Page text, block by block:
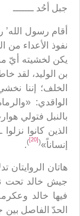
جبل أحُد ـــــــ
أقام رسول
نفوذ الأعداء من
يكن لخشيته أيّ
بن الوليد، لقد
الخلف؛ إننا
الواقدي:
بالنبل فتولي
الذين كانوا
إنساناً»(
[20]
)
.
هاتان
جيش خالد تحت
فيها خالد
الحدّ الفاصل